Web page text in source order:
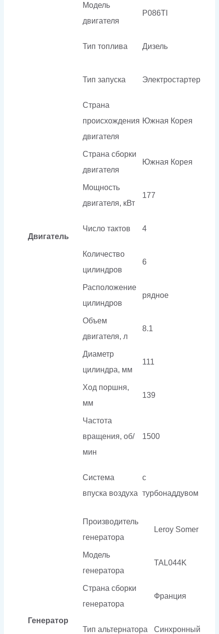
Двигатель
Модель
двигателя
P086TI
Тип топлива Дизель
Тип запуска Электростартер
Страна
происхождения
двигателя
Южная Корея
Страна сборки
двигателя
Южная Корея
Мощность
двигателя, кВт
177
Число тактов 4
Количество
цилиндров
6
Расположение
цилиндров
рядное
Объем
двигателя, л
8.1
Диаметр
цилиндра, мм
111
Ход поршня,
мм
139
Частота
вращения, об/
мин
1500
Система
впуска воздуха
с
турбонаддувом
Генератор
Производитель
генератора
Leroy Somer
Модель
генератора
TAL044K
Страна сборки
генератора
Франция
Тип альтернатора Синхронный